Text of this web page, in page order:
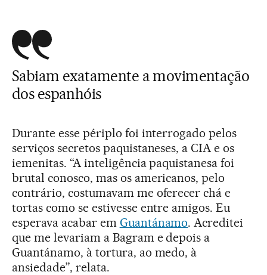
Sabiam exatamente a movimentação
dos espanhóis
Durante esse périplo foi interrogado pelos
serviços secretos paquistaneses, a CIA e os
iemenitas. “A inteligência paquistanesa foi
brutal conosco, mas os americanos, pelo
contrário, costumavam me oferecer chá e
tortas como se estivesse entre amigos. Eu
esperava acabar em Guantánamo. Acreditei
que me levariam a Bagram e depois a
Guantánamo, à tortura, ao medo, à
ansiedade”, relata.